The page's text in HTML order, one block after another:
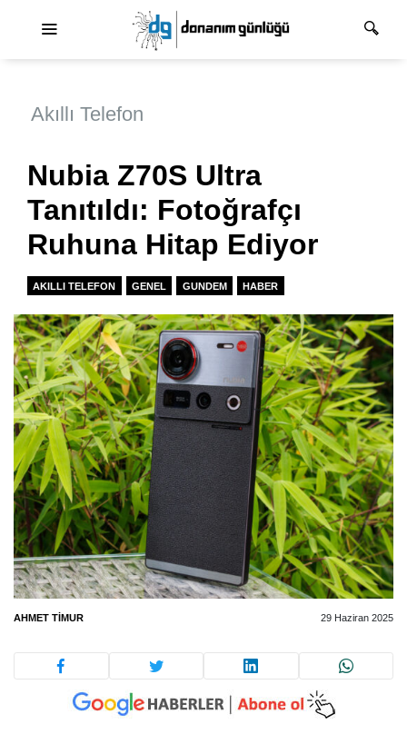
Akıllı Telefon
Nubia Z70S Ultra
Tanıtıldı: Fotoğrafçı
Ruhuna Hitap Ediyor
AKILLI TELEFON GENEL GUNDEM HABER
AHMET TIMUR 29 Haziran 2025